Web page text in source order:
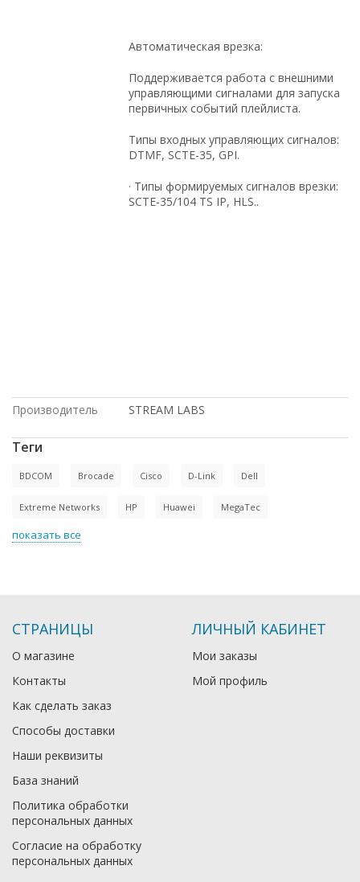
Автоматическая врезка:
Поддерживается работа с внешними
управляющими сигналами для запуска
первичных событий плейлиста.
Типы входных управляющих сигналов:
DTMF, SCTE-35, GPI.
· Типы формируемых сигналов врезки:
SCTE-35/104 TS IP, HLS..
Производитель
STREAM LABS
Теги
BDCOM Brocade Cisco D-Link Dell
Extreme Networks HP Huawei MegaTec
показать все
СТРАНИЦЫ
О магазине
Контакты
Как сделать заказ
Способы доставки
Наши реквизиты
База знаний
Политика обработки
персональных данных
Согласие на обработку
персональных данных
ЛИЧНЫЙ КАБИНЕТ
Мои заказы
Мой профиль